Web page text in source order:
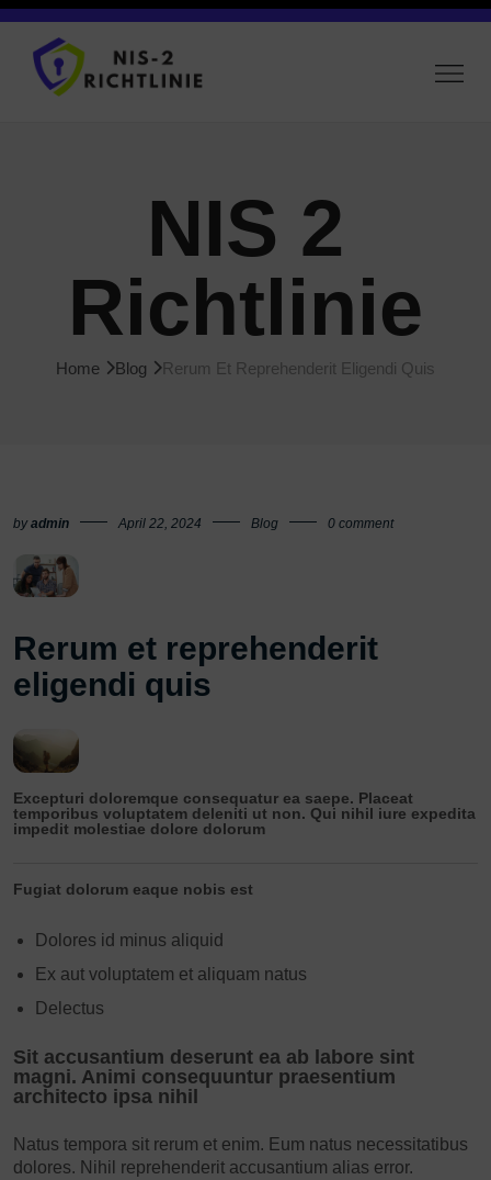
NIS 2
Richtlinie
Home Blog Rerum Et Reprehenderit Eligendi Quis
byadmin April 22, 2024 Blog 0 comment
Rerum et reprehenderit
eligendi quis
Excepturi doloremque consequatur ea saepe. Placeat
temporibus voluptatem deleniti ut non. Qui nihil iure expedita
impedit molestiae dolore dolorum
Fugiat dolorum eaque nobis est
Dolores id minus aliquid
Ex aut voluptatem et aliquam natus
Delectus
Sit accusantium deserunt ea ab labore sint
magni. Animi consequuntur praesentium
architecto ipsa nihil
Natus tempora sit rerum et enim. Eum natus necessitatibus
dolores. Nihil reprehenderit accusantium alias error.